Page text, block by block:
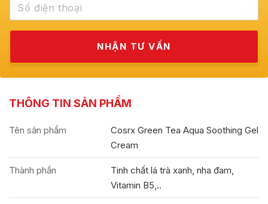
THÔNG TIN SẢN PHẨM
Tên sản phẩm
Cosrx Green Tea Aqua Soothing Gel
Cream
Thành phần
Tinh chất lá trà xanh, nha đam,
Vitamin B5,..